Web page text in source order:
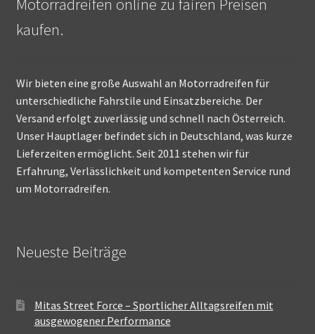
Motorradreifen online zu fairen Preisen
kaufen.
Wir bieten eine große Auswahl an Motorradreifen für
unterschiedliche Fahrstile und Einsatzbereiche. Der
Versand erfolgt zuverlässig und schnell nach Österreich.
Unser Hauptlager befindet sich in Deutschland, was kurze
Lieferzeiten ermöglicht. Seit 2011 stehen wir für
Erfahrung, Verlässlichkeit und kompetenten Service rund
um Motorradreifen.
Neueste Beiträge
Mitas Street Force – Sportlicher Alltagsreifen mit
ausgewogener Performance